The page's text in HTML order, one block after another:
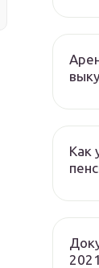
Как